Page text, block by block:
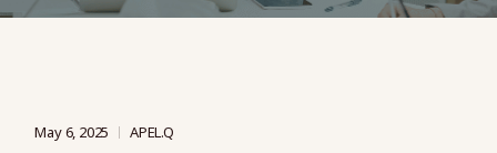
May 6, 2025 APEL.Q